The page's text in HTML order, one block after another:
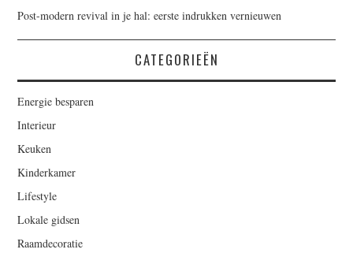
Post-modern revival in je hal: eerste indrukken vernieuwen
CATEGORIEËN
Energie besparen
Interieur
Keuken
Kinderkamer
Lifestyle
Lokale gidsen
Raamdecoratie